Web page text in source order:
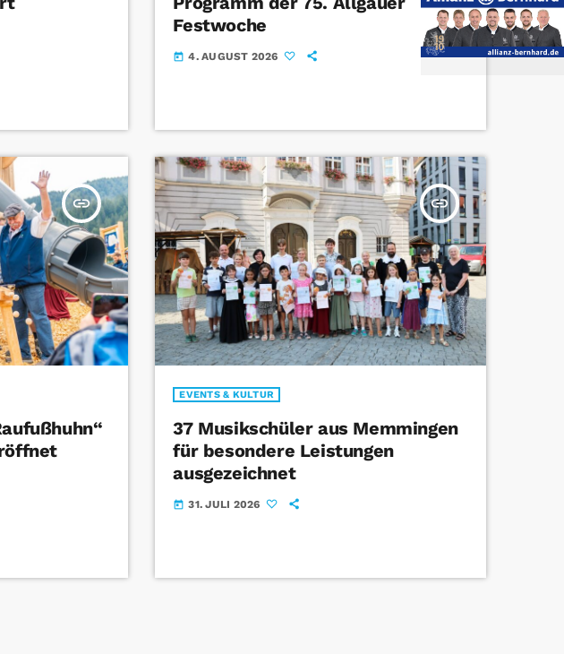
Festwoche
today 4. AUGUST 2026
insert_link insert_link
EVENTS & KULTUR
37 Musikschüler aus Memmingen
für besondere Leistungen
ausgezeichnet
today 31. JULI 2026